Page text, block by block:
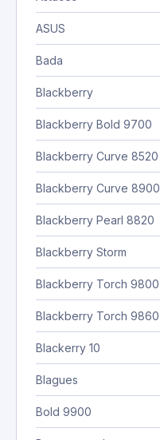
ASUS
Bada
Blackberry
Blackberry Bold 9700
Blackberry Curve 8520
Blackberry Curve 8900
Blackberry Pearl 8820
Blackberry Storm
Blackberry Torch 9800
Blackberry Torch 9860
Blackerry 10
Blagues
Bold 9900